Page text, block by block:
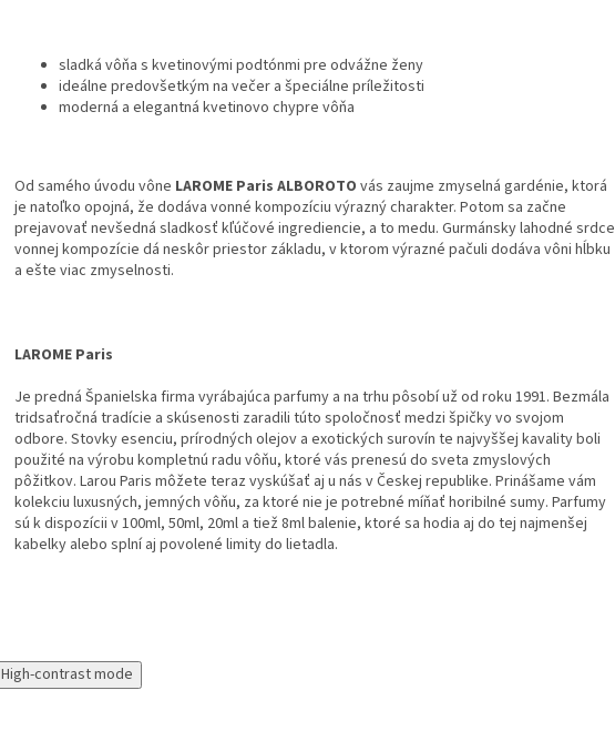
sladká vôňa s kvetinovými podtónmi pre odvážne ženy
ideálne predovšetkým na večer a špeciálne príležitosti
moderná a elegantná kvetinovo chypre vôňa
Od samého úvodu vône LAROME Paris ALBOROTO vás zaujme zmyselná gardénie, ktorá
je natoľko opojná, že dodáva vonné kompozíciu výraznýcharakter. Potom sa začne
prejavovať nevšedná sladkosť kľúčové ingrediencie, a to medu. Gurmánskylahodné srdce
vonnej kompozície dá neskôrpriestor základu, v ktorom výrazné pačuli dodáva vôni hĺbku
a ešte viac zmyselnosti.
LAROME Paris
Je predná Španielska firma vyrábajúca parfumy a na trhu pôsobí už od roku 1991. Bezmála
tridsaťročná tradície a skúsenosti zaradili túto spoločnosť medzi špičky vo svojom
odbore. Stovky esenciu, prírodných olejov a exotických surovín te najvyššej kavality boli
použité na výrobu kompletnú radu vôňu, ktoré vás prenesú do sveta zmyslových
pôžitkov. Larou Paris môžete teraz vyskúšať aj u nás v Českej republike. Prinášame vám
kolekciu luxusných, jemných vôňu, za ktoré nie je potrebné míňať horibilné sumy. Parfumy
sú k dispozícii v 100ml, 50ml, 20ml a tiež 8ml balenie, ktoré sa hodia aj do tej najmenšej
kabelky alebo splní aj povolené limity do lietadla.
High-contrast mode